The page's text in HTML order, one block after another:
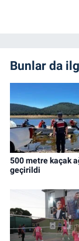
Bunlar da
500 metre kaçak
geçirildi